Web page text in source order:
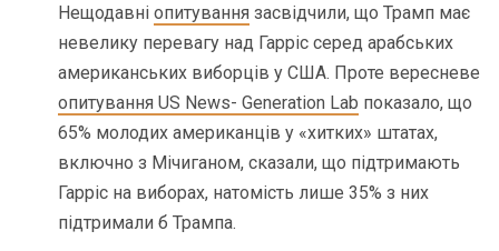
Нещодавніопитування засвідчили, що Трамп має
невелику перевагу над Гарріс серед арабських
американських виборців у США. Проте вересневе
опитування US News- Generation Lab показало, що
65% молодих американців у «хитких» штатах,
включно з Мічиганом, сказали, що підтримають
Гарріс на виборах, натомість лише 35% з них
підтримали б Трампа.